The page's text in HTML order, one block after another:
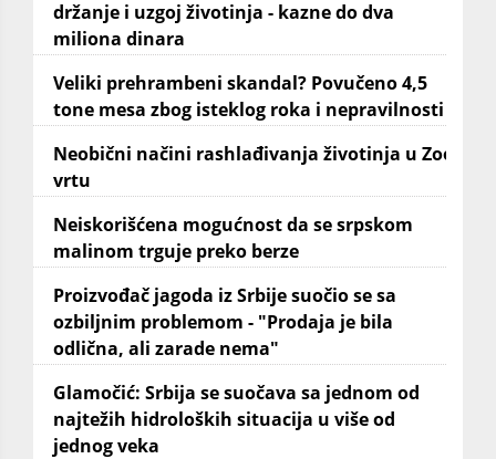
držanje i uzgoj životinja - kazne do dva
miliona dinara
Veliki prehrambeni skandal? Povučeno 4,5
tone mesa zbog isteklog roka i nepravilnosti
Neobični načini rashlađivanja životinja u Zoo
vrtu
Neiskorišćena mogućnost da se srpskom
malinom trguje preko berze
Proizvođač jagoda iz Srbije suočio se sa
ozbiljnim problemom - "Prodaja je bila
odlična, ali zarade nema"
Glamočić: Srbija se suočava sa jednom od
najtežih hidroloških situacija u više od
jednog veka